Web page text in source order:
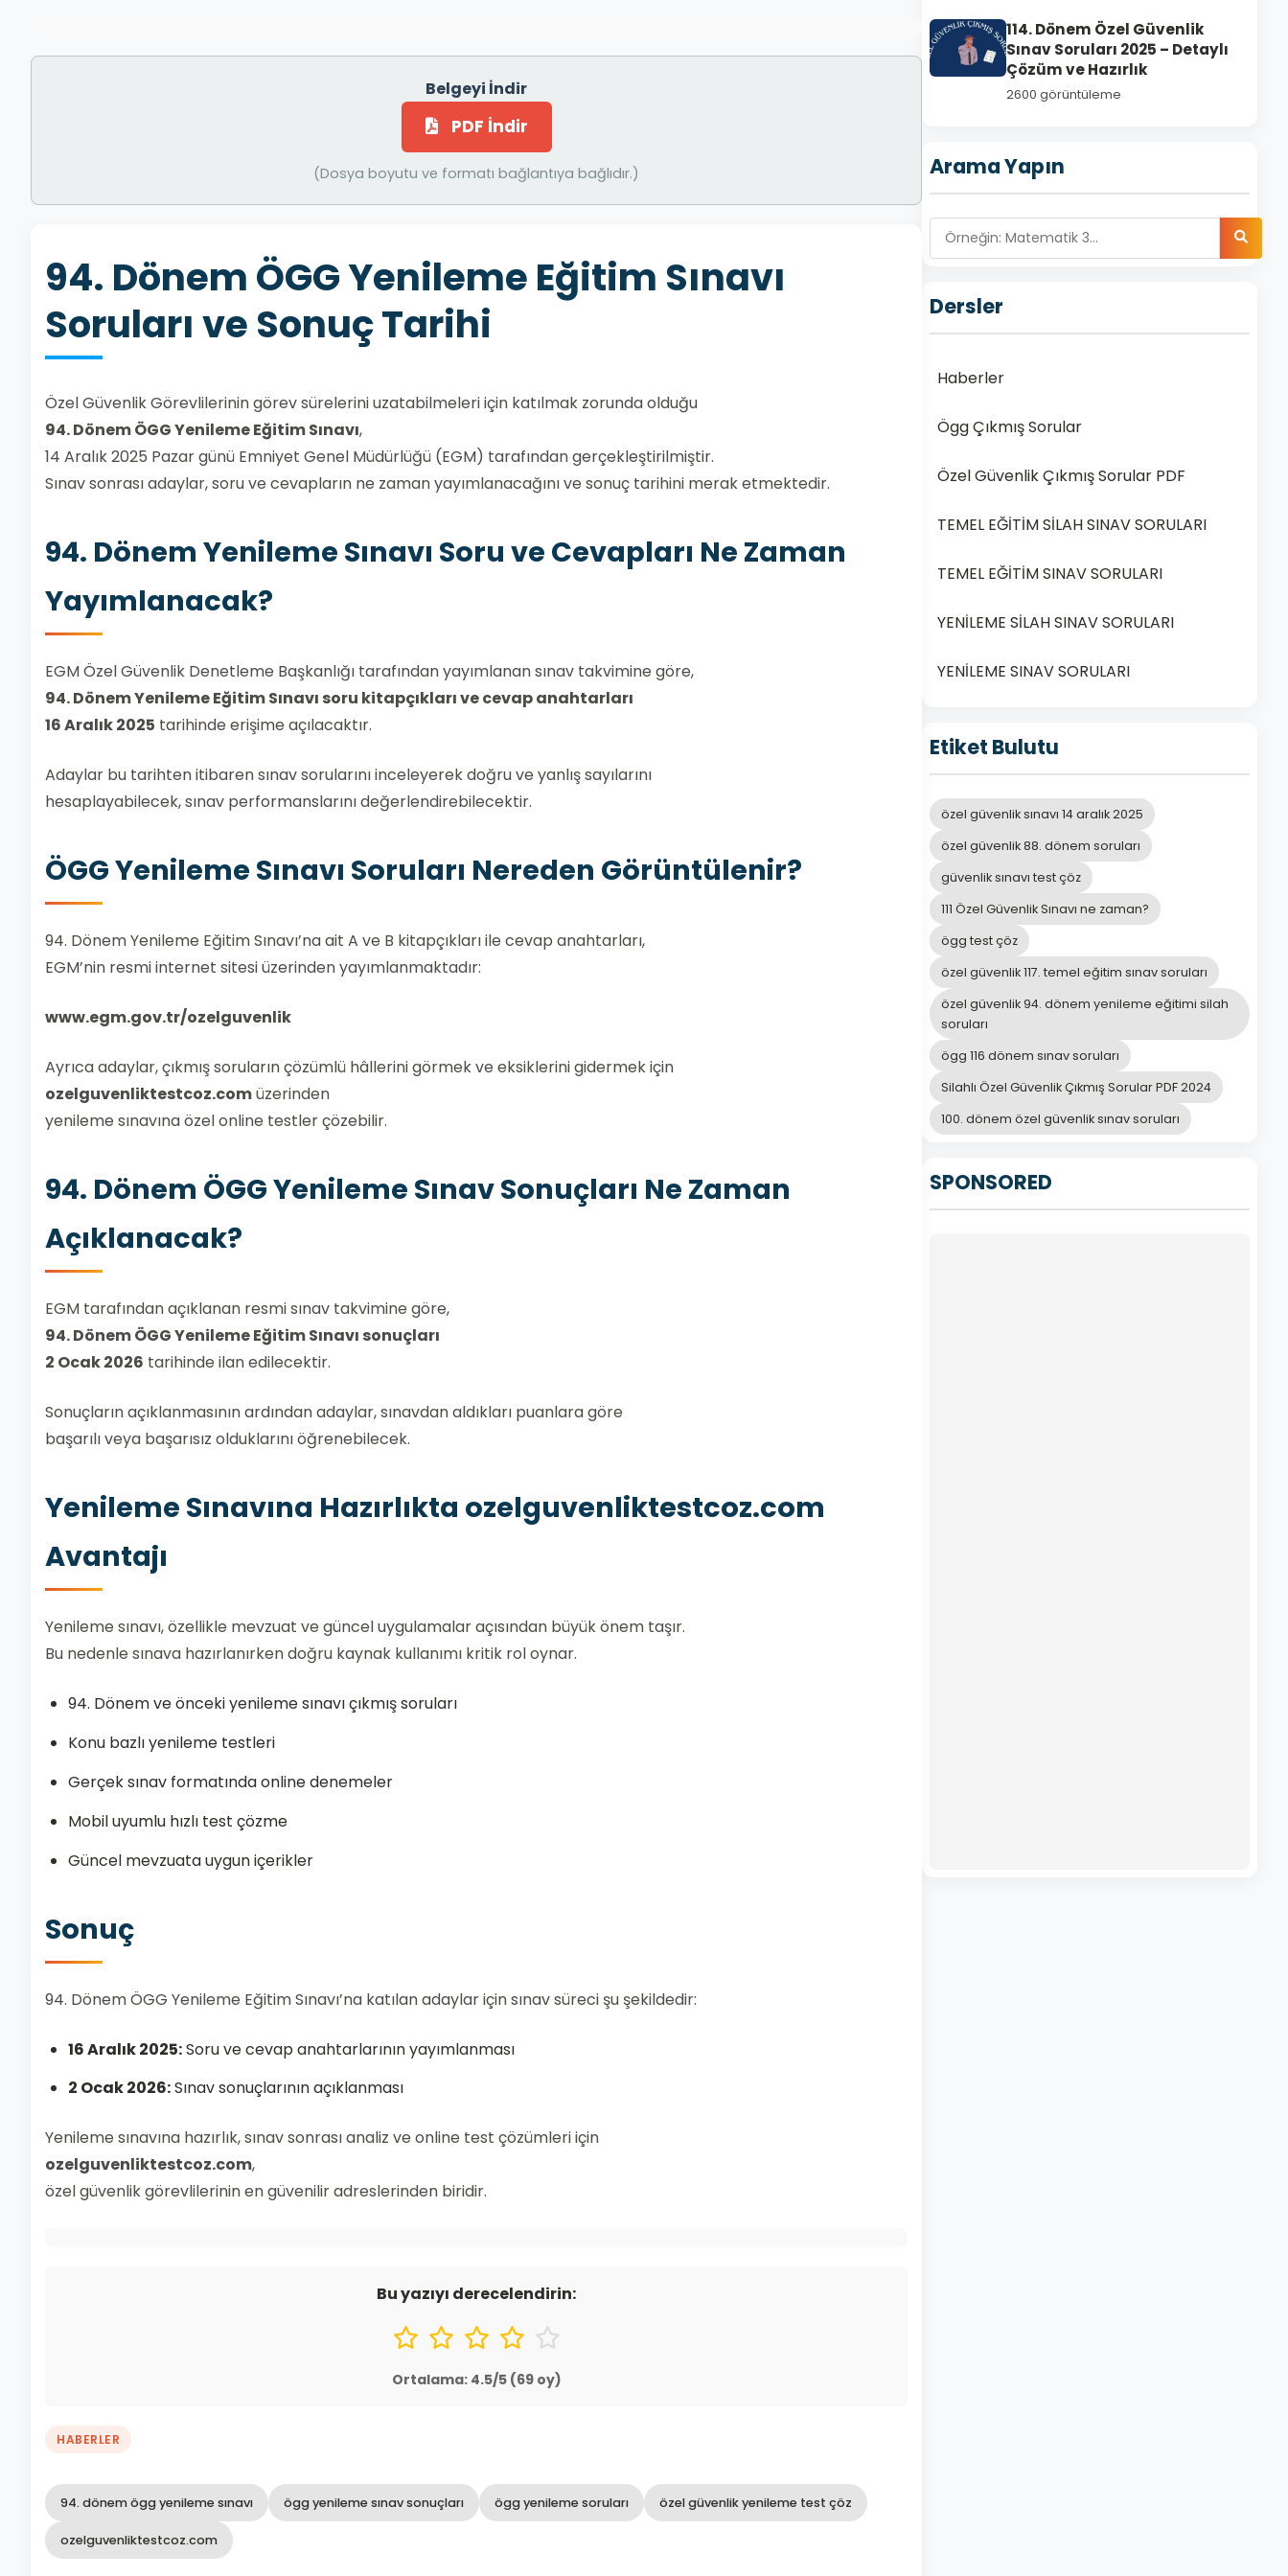
Belgeyi İndir
PDF İndir
(Dosya boyutu ve formatı bağlantıya bağlıdır.)
94. Dönem ÖGG Yenileme Eğitim Sınavı
Soruları ve Sonuç Tarihi
Özel Güvenlik Görevlilerinin görev sürelerini uzatabilmeleri için katılmak zorunda olduğu
94. Dönem ÖGG Yenileme Eğitim Sınavı,
14 Aralık 2025 Pazar günü Emniyet Genel Müdürlüğü (EGM) tarafından gerçekleştirilmiştir.
Sınav sonrası adaylar, soru ve cevapların ne zaman yayımlanacağını ve sonuç tarihini merak etmektedir.
94. Dönem Yenileme Sınavı Soru ve Cevapları Ne Zaman
Yayımlanacak?
EGM Özel Güvenlik Denetleme Başkanlığı tarafından yayımlanan sınav takvimine göre,
94. Dönem Yenileme Eğitim Sınavı soru kitapçıkları ve cevap anahtarları
16 Aralık 2025 tarihinde erişime açılacaktır.
Adaylar bu tarihten itibaren sınav sorularını inceleyerek doğru ve yanlış sayılarını
hesaplayabilecek, sınav performanslarını değerlendirebilecektir.
ÖGG Yenileme Sınavı Soruları Nereden Görüntülenir?
94. Dönem Yenileme Eğitim Sınavı’na ait A ve B kitapçıkları ile cevap anahtarları,
EGM’nin resmi internet sitesi üzerinden yayımlanmaktadır:
www.egm.gov.tr/ozelguvenlik
Ayrıca adaylar, çıkmış soruların çözümlü hâllerini görmek ve eksiklerini gidermek için
ozelguvenliktestcoz.comüzerinden
yenileme sınavına özel online testler çözebilir.
94. Dönem ÖGG Yenileme Sınav Sonuçları Ne Zaman
Açıklanacak?
EGM tarafından açıklanan resmi sınav takvimine göre,
94. Dönem ÖGG Yenileme Eğitim Sınavı sonuçları
2 Ocak 2026 tarihinde ilan edilecektir.
Sonuçların açıklanmasının ardından adaylar, sınavdan aldıkları puanlara göre
başarılı veya başarısız olduklarını öğrenebilecek.
Yenileme Sınavına Hazırlıkta ozelguvenliktestcoz.com
Avantajı
Yenileme sınavı, özellikle mevzuat ve güncel uygulamalar açısından büyük önem taşır.
Bu nedenle sınava hazırlanırken doğru kaynak kullanımı kritik rol oynar.
94. Dönem ve önceki yenileme sınavı çıkmış soruları
Konu bazlı yenileme testleri
Gerçek sınav formatında online denemeler
Mobil uyumlu hızlı test çözme
Güncel mevzuata uygun içerikler
Sonuç
94. Dönem ÖGG Yenileme Eğitim Sınavı’na katılan adaylar için sınav süreci şu şekildedir:
16 Aralık 2025:Soru ve cevap anahtarlarının yayımlanması
2 Ocak 2026:Sınav sonuçlarının açıklanması
Yenileme sınavına hazırlık, sınav sonrası analiz ve online test çözümleri için
ozelguvenliktestcoz.com,
özel güvenlik görevlilerinin en güvenilir adreslerinden biridir.
Bu yazıyı derecelendirin:
Ortalama: 4.5/5 (69oy)
HABERLER
94. dönem ögg yenileme sınavı ögg yenileme sınav sonuçları ögg yenileme soruları özel güvenlik yenileme test çöz
ozelguvenliktestcoz.com
114. Dönem Özel Güvenlik
Sınav Soruları 2025 – Detaylı
Çözüm ve Hazırlık
2600 görüntüleme
Arama Yapın
Dersler
Haberler
Ögg Çıkmış Sorular
Özel Güvenlik Çıkmış Sorular PDF
TEMEL EĞİTİM SİLAH SINAV SORULARI
TEMEL EĞİTİM SINAV SORULARI
YENİLEME SİLAH SINAV SORULARI
YENİLEME SINAV SORULARI
Etiket Bulutu
özel güvenlik sınavı 14 aralık 2025
özel güvenlik 88. dönem soruları
güvenlik sınavı test çöz
111 Özel Güvenlik Sınavı ne zaman?
ögg test çöz
özel güvenlik 117. temel eğitim sınav soruları
özel güvenlik 94. dönem yenileme eğitimi silah
soruları
ögg 116 dönem sınav soruları
Silahlı Özel Güvenlik Çıkmış Sorular PDF 2024
100. dönem özel güvenlik sınav soruları
SPONSORED